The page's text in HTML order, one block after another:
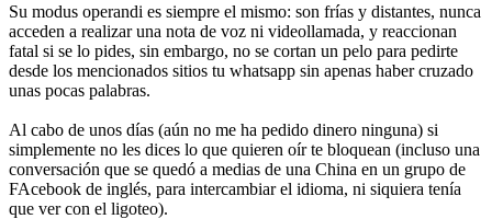
Su modus operandi es siempre el mismo: son frías y distantes, nunca
acceden a realizar una nota de voz ni videollamada, y reaccionan
fatal si se lo pides, sin embargo, no se cortan un pelo para pedirte
desde los mencionados sitios tu whatsapp sin apenas haber cruzado
unas pocas palabras.
Al cabo de unos días (aún no me ha pedido dinero ninguna) si
simplemente no les dices lo que quieren oír te bloquean (incluso una
conversación que se quedó a medias de una China en un grupo de
FAcebook de inglés, para intercambiar el idioma, ni siquiera tenía
que ver con el ligoteo).